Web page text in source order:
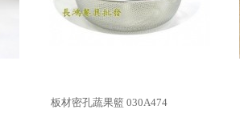
板材密孔蔬果籃 030A474